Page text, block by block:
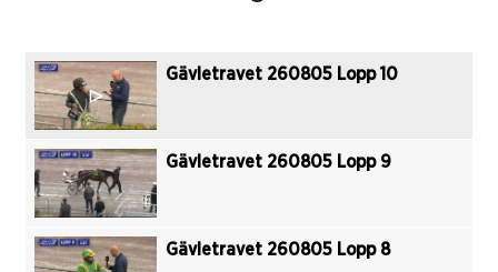
Gävletravet 260805 Lopp 10
Gävletravet 260805 Lopp 9
Gävletravet 260805 Lopp 8